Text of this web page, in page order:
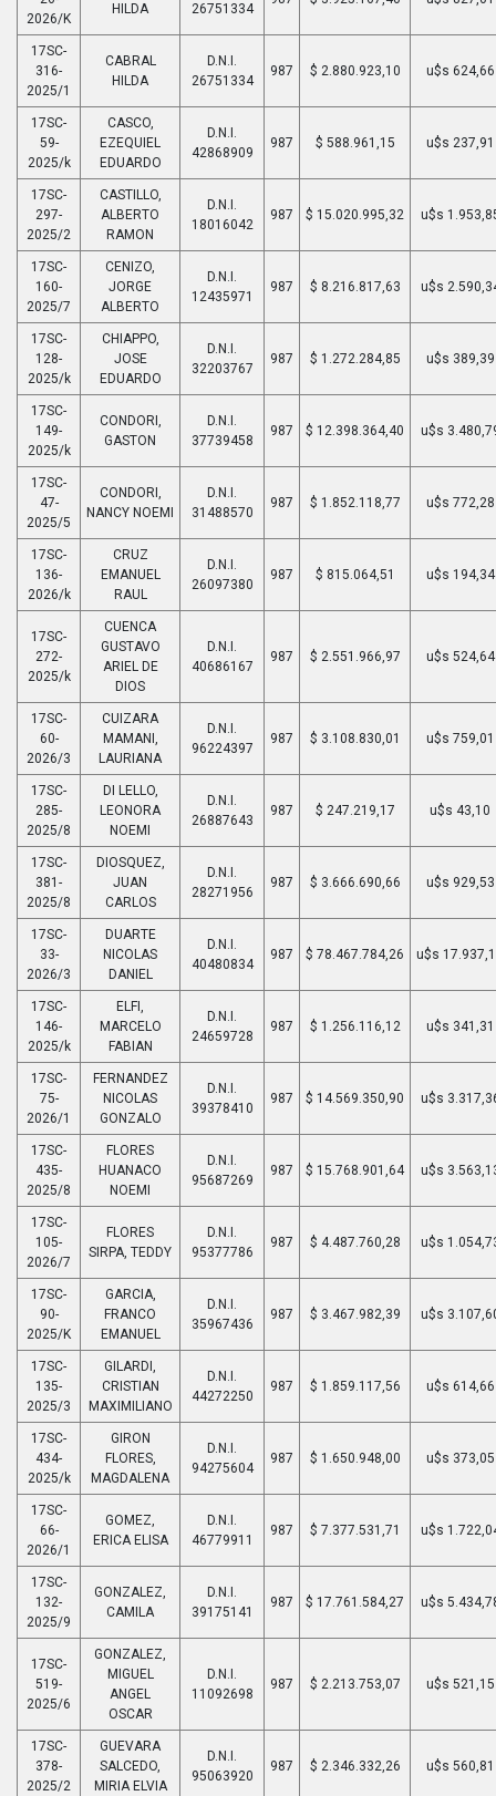
2026/K
HILDA
26751334
17SC-
316-
2025/1
CABRAL
HILDA
D.N.I.
26751334
987 $ 2.880.923,10 u$s 624,66
17SC-
59-
2025/k
CASCO,
EZEQUIEL
EDUARDO
D.N.I.
42868909
987 $ 588.961,15 u$s 237,91
17SC-
297-
2025/2
CASTILLO,
ALBERTO
RAMON
D.N.I.
18016042
987 $ 15.020.995,32 u$s
17SC-
160-
2025/7
CENIZO,
JORGE
ALBERTO
D.N.I.
12435971
987 $ 8.216.817,63 u$s
17SC-
128-
2025/k
CHIAPPO,
JOSE
EDUARDO
D.N.I.
32203767
987 $ 1.272.284,85 u$s 389,39
17SC-
149-
2025/k
CONDORI,
GASTON
D.N.I.
37739458
987 $ 12.398.364,40 u$s
17SC-
47-
2025/5
CONDORI,
NANCY NOEMI
D.N.I.
31488570
987 $ 1.852.118,77 u$s 772,28
17SC-
136-
2026/k
CRUZ
EMANUEL
RAUL
D.N.I.
26097380
987 $ 815.064,51 u$s 194,34
17SC-
272-
2025/k
CUENCA
GUSTAVO
ARIEL DE
DIOS
D.N.I.
40686167
987 $ 2.551.966,97 u$s 524,64
17SC-
60-
2026/3
CUIZARA
MAMANI,
LAURIANA
D.N.I.
96224397
987 $ 3.108.830,01 u$s 759,01
17SC-
285-
2025/8
DI LELLO,
LEONORA
NOEMI
D.N.I.
26887643
987 $ 247.219,17 u$s 43,10
17SC-
381-
2025/8
DIOSQUEZ,
JUAN
CARLOS
D.N.I.
28271956
987 $ 3.666.690,66 u$s 929,53
17SC-
33-
2026/3
DUARTE
NICOLAS
DANIEL
D.N.I.
40480834
987 $ 78.467.784,26 u$s
17SC-
146-
2025/k
ELFI,
MARCELO
FABIAN
D.N.I.
24659728
987 $ 1.256.116,12 u$s 341,31
17SC-
75-
2026/1
FERNANDEZ
NICOLAS
GONZALO
D.N.I.
39378410
987 $ 14.569.350,90 u$s
17SC-
435-
2025/8
FLORES
HUANACO
NOEMI
D.N.I.
95687269
987 $ 15.768.901,64 u$s
17SC-
105-
2026/7
FLORES
SIRPA, TEDDY
D.N.I.
95377786
987 $ 4.487.760,28 u$s
17SC-
90-
2025/K
GARCIA,
FRANCO
EMANUEL
D.N.I.
35967436
987 $ 3.467.982,39 u$s
17SC-
135-
2025/3
GILARDI,
CRISTIAN
MAXIMILIANO
D.N.I.
44272250
987 $ 1.859.117,56 u$s 614,66
17SC-
434-
2025/k
GIRON
FLORES,
MAGDALENA
D.N.I.
94275604
987 $ 1.650.948,00 u$s 373,05
17SC-
66-
2026/1
GOMEZ,
ERICA ELISA
D.N.I.
46779911
987 $ 7.377.531,71 u$s
17SC-
132-
2025/9
GONZALEZ,
CAMILA
D.N.I.
39175141
987 $ 17.761.584,27 u$s
17SC-
519-
2025/6
GONZALEZ,
MIGUEL
ANGEL
OSCAR
D.N.I.
11092698
987 $ 2.213.753,07 u$s 521,15
17SC-
378-
2025/2
GUEVARA
SALCEDO,
MIRIA ELVIA
D.N.I.
95063920
987 $ 2.346.332,26 u$s 560,81